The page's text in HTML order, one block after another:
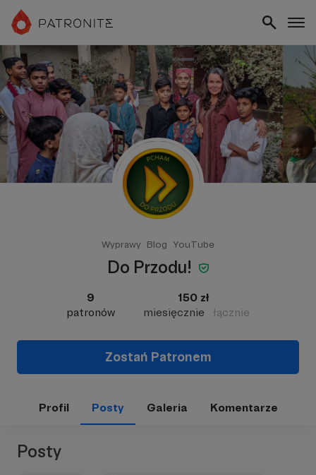
Wyprawy Blog YouTube
Do Przodu!
9
patronów
150 zł
miesięcznie
łącznie
Zostań Patronem
Profil Posty Galeria Komentarze
Posty